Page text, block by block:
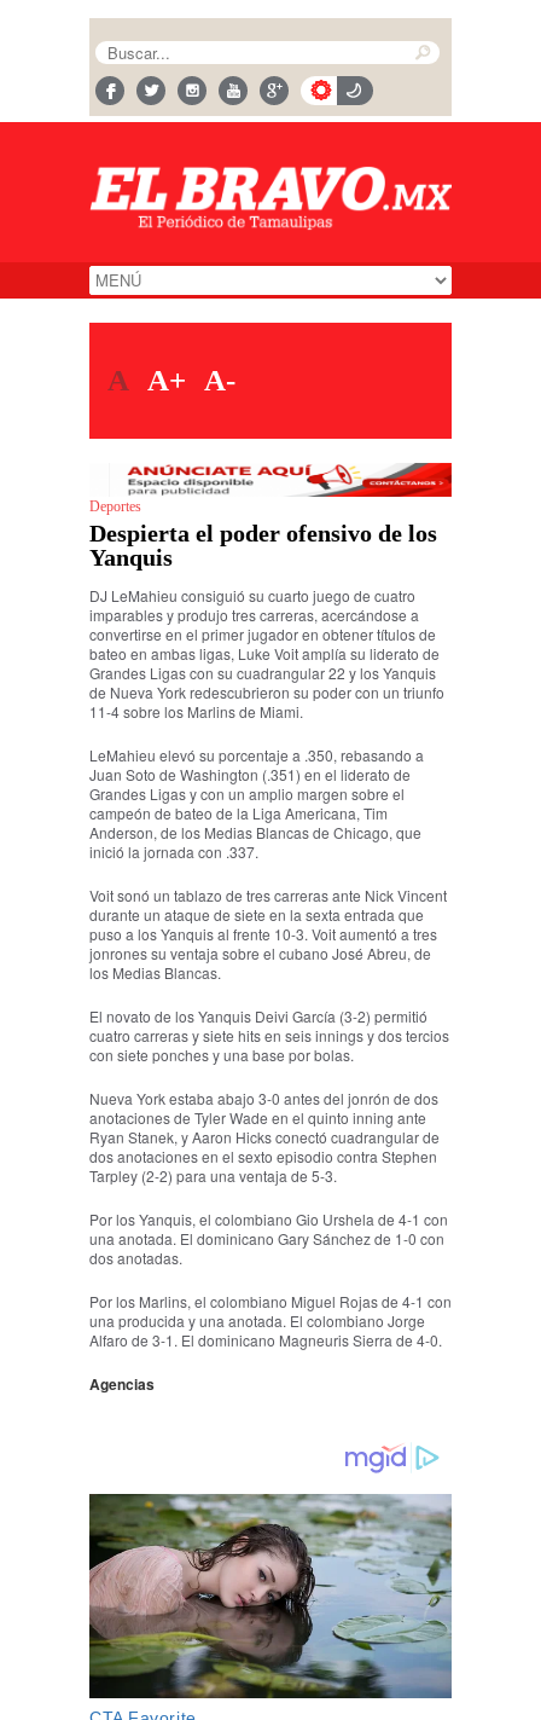
A A+ A-
Deportes
Despierta el poder ofensivo de los
Yanquis
DJ LeMahieu consiguió su cuarto juego de cuatro
imparables y produjo tres carreras, acercándose a
convertirse en el primer jugador en obtener títulos de
bateo en ambas ligas, Luke Voit amplía su liderato de
Grandes Ligas con su cuadrangular 22 y los Yanquis
de Nueva York redescubrieron su poder con un triunfo
11-4 sobre los Marlins de Miami.
LeMahieu elevó su porcentaje a .350, rebasando a
Juan Soto de Washington (.351) en el liderato de
Grandes Ligas y con un amplio margen sobre el
campeón de bateo de la Liga Americana, Tim
Anderson, de los Medias Blancas de Chicago, que
inició la jornada con .337.
Voit sonó un tablazo de tres carreras ante Nick Vincent
durante un ataque de siete en la sexta entrada que
puso a los Yanquis al frente 10-3. Voit aumentó a tres
jonrones su ventaja sobre el cubano José Abreu, de
los Medias Blancas.
El novato de los Yanquis Deivi García (3-2) permitió
cuatro carreras y siete hits en seis innings y dos tercios
con siete ponches y una base por bolas.
Nueva York estaba abajo 3-0 antes del jonrón de dos
anotaciones de Tyler Wade en el quinto inning ante
Ryan Stanek, y Aaron Hicks conectó cuadrangular de
dos anotaciones en el sexto episodio contra Stephen
Tarpley (2-2) para una ventaja de 5-3.
Por los Yanquis, el colombiano Gio Urshela de 4-1 con
una anotada. El dominicano Gary Sánchez de 1-0 con
dos anotadas.
Por los Marlins, el colombiano Miguel Rojas de 4-1 con
una producida y una anotada. El colombiano Jorge
Alfaro de 3-1. El dominicano Magneuris Sierra de 4-0.
Agencias